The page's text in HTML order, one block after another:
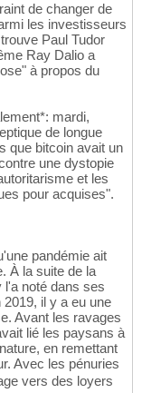
de changer de
les investisseurs
Paul Tudor
Ray Dalio a
à propos du
mardi,
de longue
que bitcoin avait un
une dystopie
et les
pour acquises".
pandémie ait
À la suite de la
l'a noté dans ses
il y a eu une
Avant les ravages
lié les paysans à
en remettant
Avec les pénuries
vers des loyers